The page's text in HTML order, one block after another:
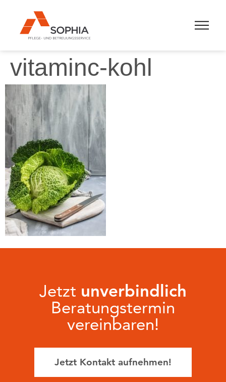
vitaminc-kohl
Jetzt unverbindlich
Beratungstermin
vereinbaren!
Jetzt Kontakt aufnehmen!